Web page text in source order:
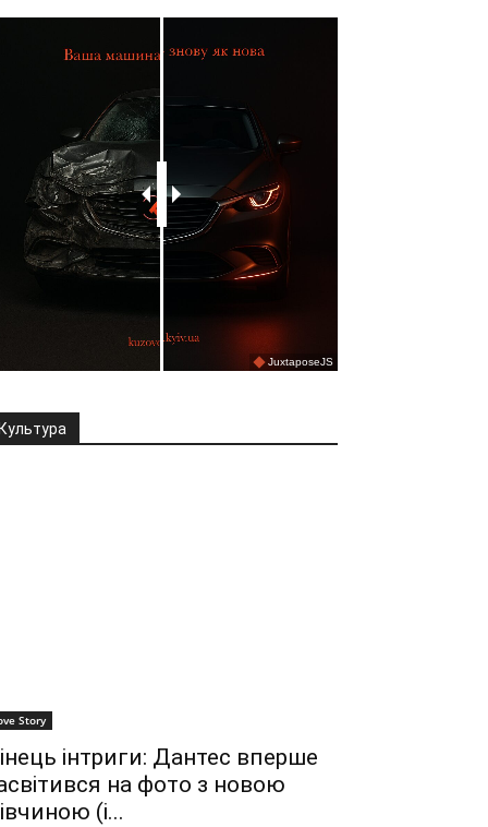
Культура
Story
інтриги: Дантес вперше
на фото з новою
(і...